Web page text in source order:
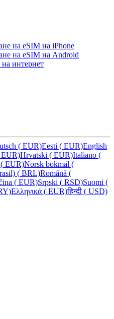
на eSIM на iPhone
на eSIM на Android
интернет
( EUR)Eesti ( EUR)English
EUR)Hrvatski ( EUR)Italiano (
( EUR)Norsk bokmål (
( BRL)Română (
( EUR)Srpski ( RSD)Suomi (
Ελληνικά ( EUR)हिन्दी ( USD)